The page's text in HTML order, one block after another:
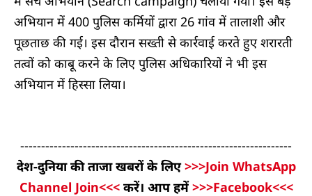
अभियान में 400 पुलिस कर्मियों द्वारा 26 गांव में तालाशी और
पूछताछ की गई। इस दौरान सख्ती से कार्रवाई करते हुए शरारती
तत्वों को काबू करने के लिए पुलिस अधिकारियों ने भी इस
अभियान में हिस्सा लिया।
-----------------------------------------------------------------
देश-दुनिया की ताजा खबरों के लिए>>>Join WhatsApp
Channel Join<<< करें। आप हमें>>>Facebook<<<